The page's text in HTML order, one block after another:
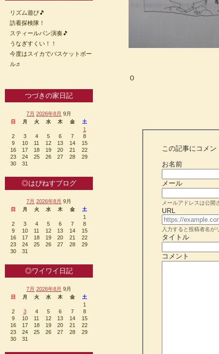
Ｏ
この記事にコメン
お名前
メール
メールアドレスは公開
URL
入力すると投稿者名が
タイトル
コメント
リズム遊び🎵
訪看探検隊！
スティールパン演奏🎵
うなぎすくい！！
今度はスイカでバスケットボー
ル♬
つづきの家日記
7月 2026年8月 9月
日 月 火 水 木 金 土
1
2
3 4 5 6 7
8
9
10 11 12 13 14
15
16
17 18 19 20 21
22
23
24 25 26 27 28
29
30
31
◎はぴねすブログ
7月 2026年8月 9月
日 月 火 水 木 金 土
1
2
3 4 5 6 7
8
9
10 11 12 13 14
15
16
17 18 19 20 21
22
23
24 25 26 27 28
29
30
31
◎ワイワイ日記
7月 2026年8月 9月
日 月 火 水 木 金 土
1
2
3 4 5 6 7
8
9
10 11 12 13 14
15
16
17 18 19 20 21
22
23
24 25 26 27 28
29
30
31